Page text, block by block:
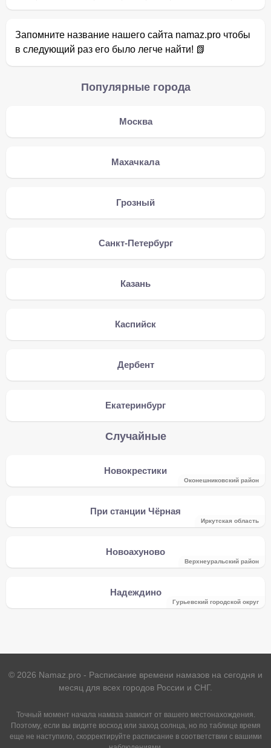
Запомните название нашего сайта namaz.pro чтобы
в следующий раз его было легче найти! 📗
Популярные города
Москва
Махачкала
Грозный
Санкт-Петербург
Казань
Каспийск
Дербент
Екатеринбург
Случайные
Новокрестики
Оконешниковский район
При станции Чёрная
Иркутская область
Новоахуново
Верхнеуральский район
Надеждино
Гурьевский городской округ
© 2026 Namaz.pro - Расписание времени намазов на сегодня и
месяц для всех городов России и СНГ.
Точный момент начала намаза зависит от вашего местонахождения.
Поэтому, если вы видите восход или заход солнца, но по таблице время
еще не наступило, скорректируйте расписание в соответствии с вашими